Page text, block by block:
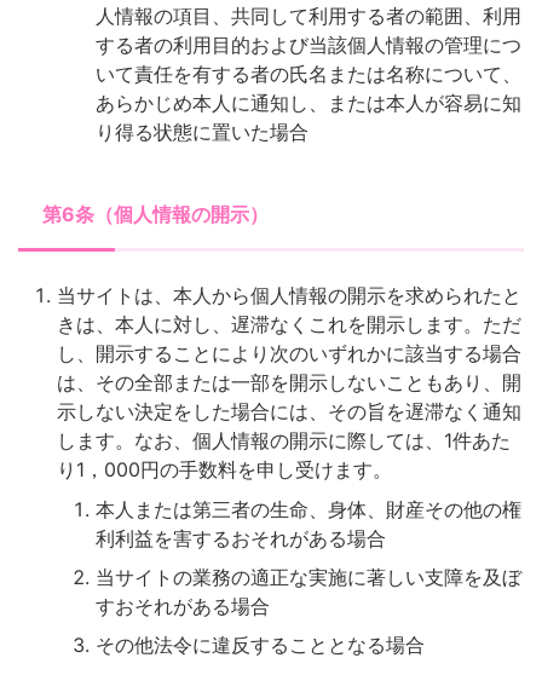
人情報の項目、共同して利用する者の範囲、利用
する者の利用目的および当該個人情報の管理につ
いて責任を有する者の氏名または名称について、
あらかじめ本人に通知し、または本人が容易に知
り得る状態に置いた場合
第6条（個人情報の開示）
当サイトは、本人から個人情報の開示を求められたと
きは、本人に対し、遅滞なくこれを開示します。ただ
し、開示することにより次のいずれかに該当する場合
は、その全部または一部を開示しないこともあり、開
示しない決定をした場合には、その旨を遅滞なく通知
します。なお、個人情報の開示に際しては、1件あた
り1，000円の手数料を申し受けます。
本人または第三者の生命、身体、財産その他の権
利利益を害するおそれがある場合
当サイトの業務の適正な実施に著しい支障を及ぼ
すおそれがある場合
その他法令に違反することとなる場合